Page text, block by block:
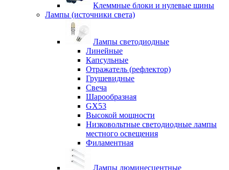
Клеммные блоки и нулевые шины
Лампы (источники света)
Лампы светодиодные
Линейные
Капсульные
Отражатель (рефлектор)
Грушевидные
Свеча
Шарообразная
GX53
Высокой мощности
Низковольтные светодиодные лампы
местного освещения
Филаментная
Лампы люминесцентные